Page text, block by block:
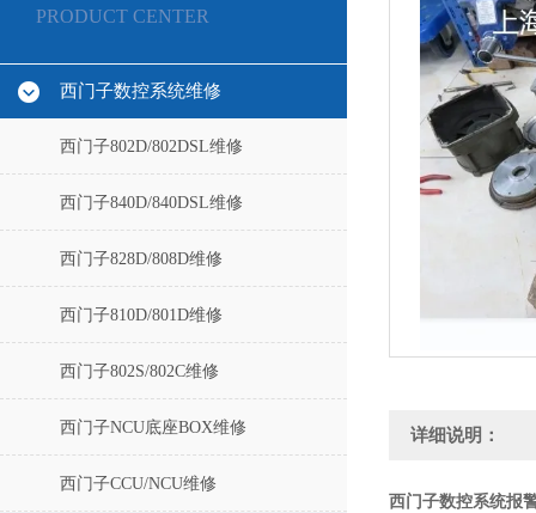
PRODUCT CENTER
西门子数控系统维修
西门子802D/802DSL维修
西门子840D/840DSL维修
西门子828D/808D维修
西门子810D/801D维修
西门子802S/802C维修
西门子NCU底座BOX维修
西门子CCU/NCU维修
详细说明：
西门子数控系统报